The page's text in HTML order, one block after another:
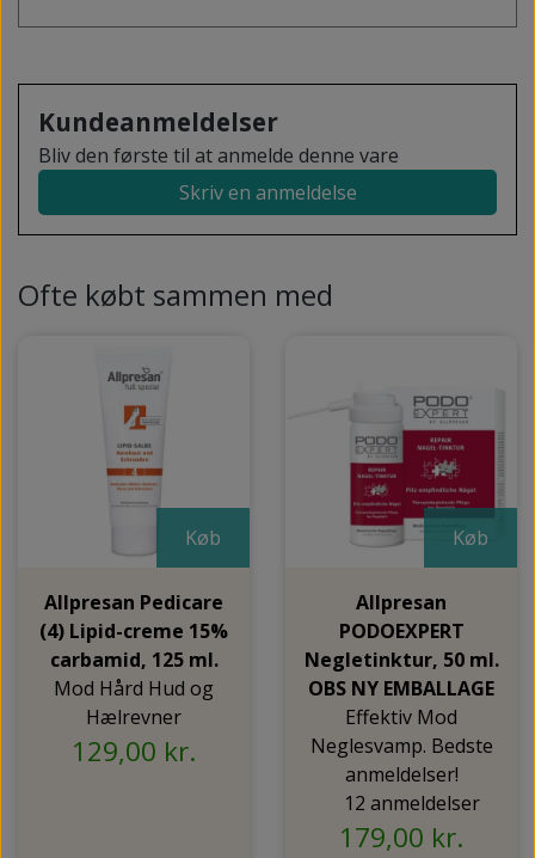
Kundeanmeldelser
Bliv den første til at anmelde denne vare
Skriv en anmeldelse
Ofte købt sammen med
Køb
Allpresan Pedicare
(4) Lipid-creme 15%
carbamid, 125 ml.
Mod Hård Hud og
Hælrevner
129,00 kr.
Køb
Allpresan
PODOEXPERT
Negletinktur, 50 ml.
OBS NY EMBALLAGE
Effektiv Mod
Neglesvamp. Bedste
anmeldelser!
12 anmeldelser
179,00 kr.